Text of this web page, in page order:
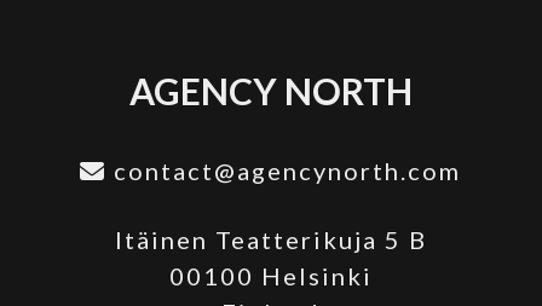
AGENCY NORTH
contact@agencynorth.com
Itäinen Teatterikuja 5 B
00100 Helsinki